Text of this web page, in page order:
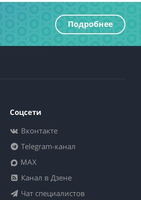
Подробнее
Соцсети
Вконтакте
Telegram-канал
MAX
Канал в Дзене
Чат специалистов